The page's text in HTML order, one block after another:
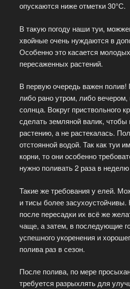
опускаются ниже отметки 30°С.
В такую погоду наши туи,
хвойные очень нуждаются в
Особенно это касается
пересаженных растений.
В первую очередь важен полив!
либо рано утром, либо вечером,
солнца. Вокруг приствольного
сделать земляной валик, чтобы
растению, а не растекалась.
отстоянной водой. Так как туи
корни, то они особенно
нужно поливать 2 раза в
Такие же требования у елей.
и тисы более засухоустойчивы.
после пересадки их всё же
чаще, а затем, в последующие
успешного укоренения и
полива раз в сезон.
После полива, по мере
требуется разрыхлять для